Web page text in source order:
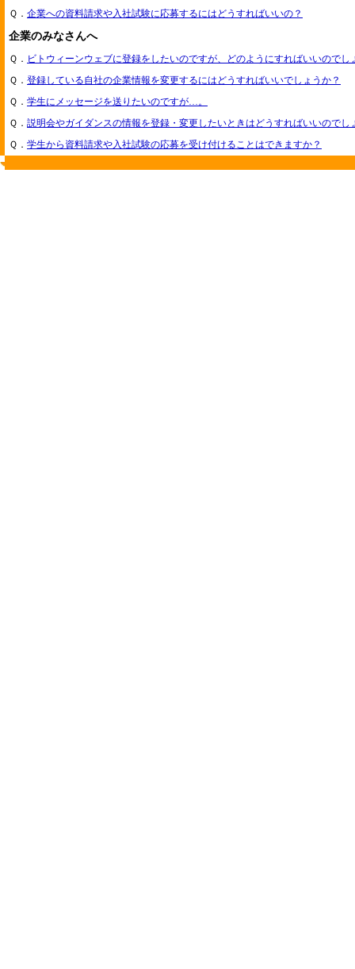
Ｑ． 企業への資料請求や入社試験に応募するにはどうすればいいの？
企業のみなさんへ
Ｑ． ビトウィーンウェブに登録をしたいのですが、どのようにすればいいのでし
Ｑ． 登録している自社の企業情報を変更するにはどうすればいいでしょうか？
Ｑ． 学生にメッセージを送りたいのですが…。
Ｑ． 説明会やガイダンスの情報を登録・変更したいときはどうすればいいのでし
Ｑ． 学生から資料請求や入社試験の応募を受け付けることはできますか？